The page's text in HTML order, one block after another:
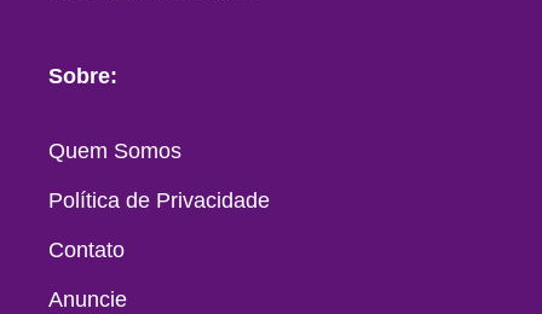
Sobre:
Quem Somos
Política de Privacidade
Contato
Anuncie